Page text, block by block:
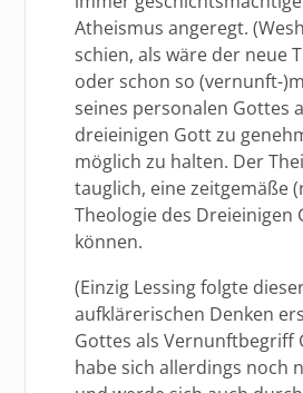
Atheismus angeregt.
schien, als wäre der neue
oder schon so (vernunft-
seines personalen Gottes
dreieinigen Gott zu
möglich zu halten. Der
tauglich, eine zeitgemäße
Theologie des Dreieinigen
können.
(Einzig Lessing folgte
aufklärerischen Denken
Gottes als Vernunftbegriff
habe sich allerdings noch